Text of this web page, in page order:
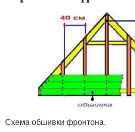
Схема обшивки фронтона.